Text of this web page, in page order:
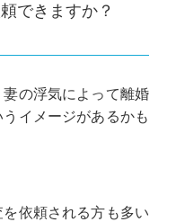
できますか？
の浮気によって離婚
イメージがあるかも
依頼される方も多い